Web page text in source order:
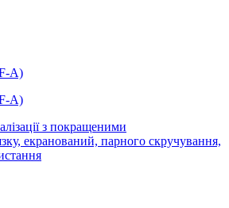
А)
А)
з покращеними
екранований, парного скручування,